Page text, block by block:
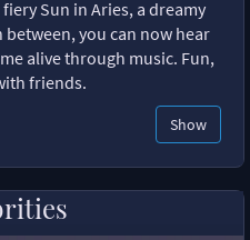
Sun in Aries, a dreamy
you can now hear
alive through music. Fun,
friends.
Show